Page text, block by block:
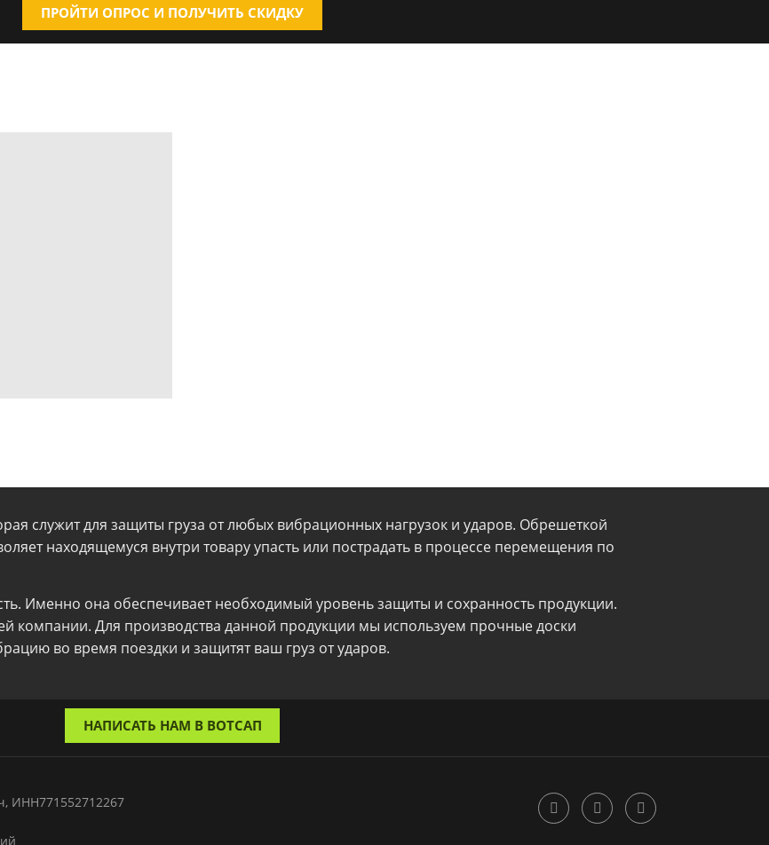
ПРОЙТИ ОПРОС И ПОЛУЧИТЬ СКИДКУ
служит для защиты груза от любых вибрационных нагрузок и ударов. Обрешеткой
находящемуся внутри товару упасть или пострадать в процессе перемещения по
Именно она обеспечивает необходимый уровень защиты и сохранность продукции.
компании. Для производства данной продукции мы используем прочные доски
во время поездки и защитят ваш груз от ударов.
НАПИСАТЬ НАМ В ВОТСАП
ИНН771552712267